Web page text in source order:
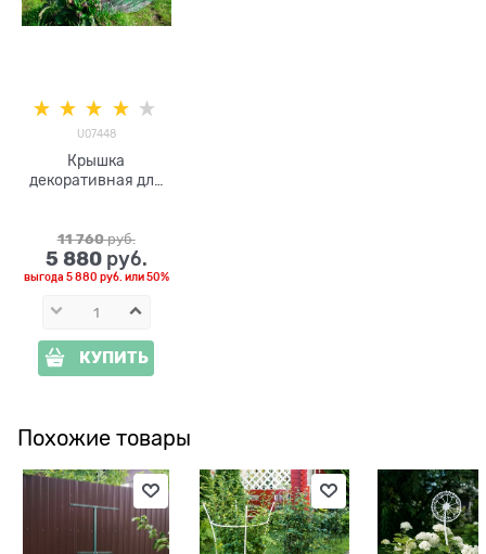
U07448
Крышка
декоративная для
стеклопластик,
11 760 руб.
5 880 руб.
выгода 5 880 руб. или50%
КУПИТЬ
Похожие товары